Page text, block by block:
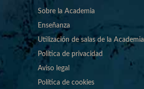
Sobre la Academia
Enseñanza
Utilización de salas de la Academia
Política de privacidad
Aviso legal
Política de cookies